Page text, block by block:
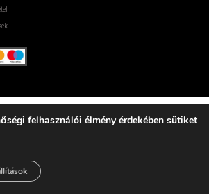
felhasználói élmény érdekében sütiket